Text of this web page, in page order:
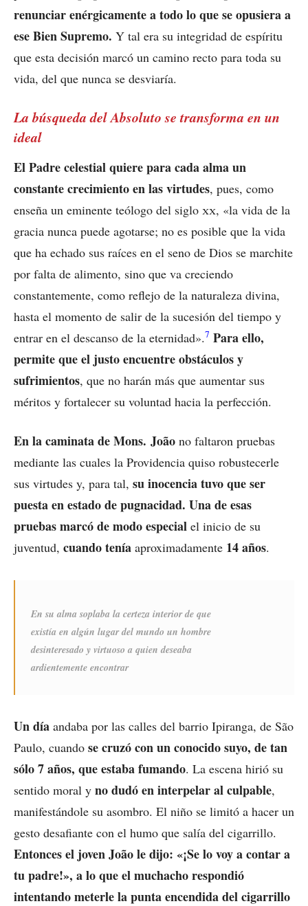
renunciar enérgicamente a todo lo que se opusiera a
ese Bien Supremo. Y tal era su integridad de espíritu
que esta decisión marcó un camino recto para toda su
vida, del que nunca se desviaría.
La búsqueda del Absoluto se transforma en un
ideal
El Padre celestial quiere para cada alma un
constante crecimiento en las virtudes, pues, como
enseña un eminente teólogo del siglo xx, «la vida de la
gracia nunca puede agotarse; no es posible que la vida
que ha echado sus raíces en el seno de Dios se marchite
por falta de alimento, sino que va creciendo
constantemente, como reflejo de la naturaleza divina,
hasta el momento de salir de la sucesión del tiempo y
entrar en el descanso de la eternidad».7 Para ello,
permite que el justo encuentre obstáculos y
sufrimientos, que no harán más que aumentar sus
méritos y fortalecer su voluntad hacia la perfección.
En la caminata de Mons. João no faltaron pruebas
mediante las cuales la Providencia quiso robustecerle
sus virtudes y, para tal, su inocencia tuvo que ser
puesta en estado de pugnacidad. Una de esas
pruebas marcó de modo especial el inicio de su
juventud, cuando tenía aproximadamente 14 años.
En su alma soplaba la certeza interior de que
existía en algún lugar del mundo un hombre
desinteresado y virtuoso a quien deseaba
ardientemente encontrar
Un día andaba por las calles del barrio Ipiranga, de São
Paulo, cuando se cruzó con un conocido suyo, de tan
sólo 7 años, que estaba fumando. La escena hirió su
sentido moral y no dudó en interpelar al culpable,
manifestándole su asombro. El niño se limitó a hacer un
gesto desafiante con el humo que salía del cigarrillo.
Entonces el joven João le dijo: «¡Se lo voy a contar a
tu padre!», a lo que el muchacho respondió
intentando meterle la punta encendida del cigarrillo